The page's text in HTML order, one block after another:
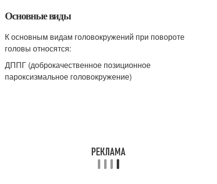
Основные виды
К основным видам головокружений при повороте
головы относятся:
ДППГ (доброкачественное позиционное
пароксизмальное головокружение)